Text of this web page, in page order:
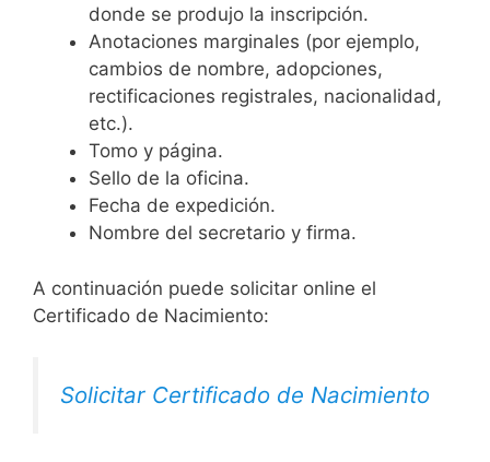
donde se produjo la inscripción.
Anotaciones marginales (por ejemplo,
cambios de nombre, adopciones,
rectificaciones registrales, nacionalidad,
etc.).
Tomo y página.
Sello de la oficina.
Fecha de expedición.
Nombre del secretario y firma.
A continuación puede solicitar online el
Certificado de Nacimiento:
Solicitar Certificado de Nacimiento